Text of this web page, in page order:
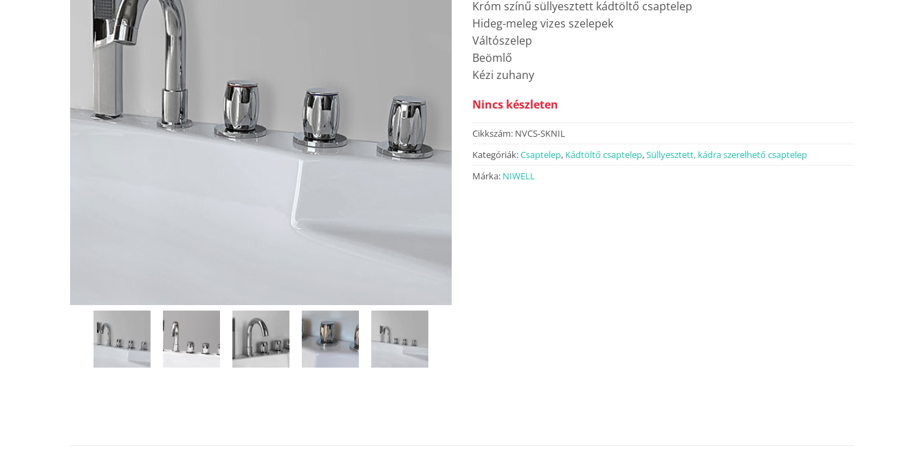
Króm színű süllyesztett kádtöltő csaptelep
Hideg-meleg vizes szelepek
Váltószelep
Beömlő
Kézi zuhany
Nincs készleten
Cikkszám: NVCS-SKNIL
Kategóriák:Csaptelep, Kádtöltő csaptelep,Süllyesztett, kádra szerelhető csaptelep
Márka: NIWELL